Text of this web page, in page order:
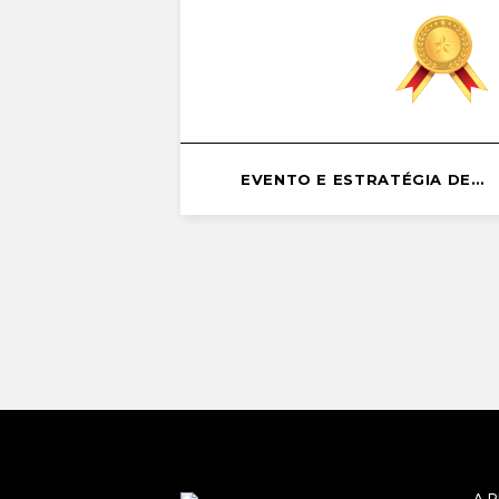
EVENTO E ESTRATÉGIA DE